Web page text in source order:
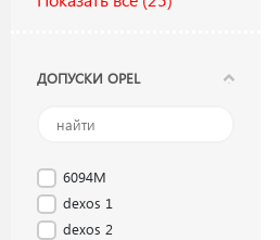
ДОПУСКИ OPEL
6094M
dexos 1
dexos 2